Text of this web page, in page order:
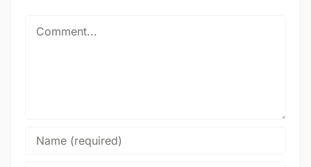
Comment